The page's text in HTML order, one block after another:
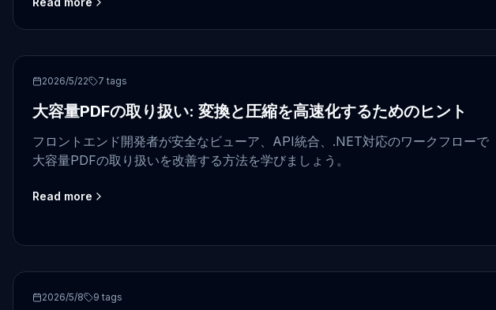
PDF2026/5/22 7 tags
大容量PDFの取り扱い: 変換と圧縮を高速化するためのヒント
フロントエンド開発者が安全なビューア、API統合、.NET対応のワークフローで
大容量PDFの取り扱いを改善する方法を学びましょう。
Read more
PDF2026/5/8 9 tags